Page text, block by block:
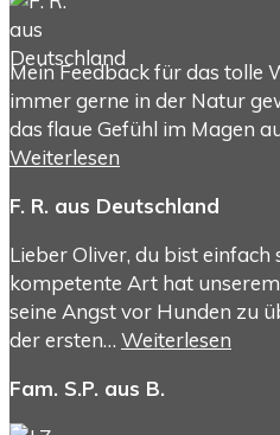
Mein Feedback für das tolle
immer gerne in der Natur
das flaue Gefühl im Magen
Weiterlesen
F. R. aus Deutschland
Lieber Oliver, du bist einfach
kompetente Art hat
seine Angst vor Hunden zu
der ersten… Weiterlesen
Fam. S.P. aus B.